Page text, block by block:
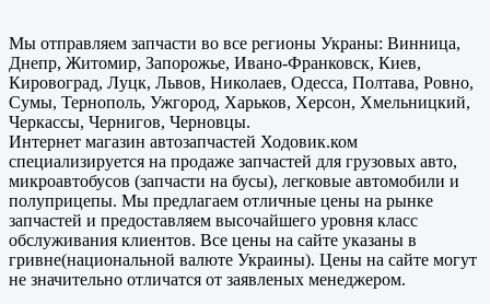
Мы отправляем запчасти во все регионы Украны: Винница,
Днепр, Житомир, Запорожье, Ивано-Франковск, Киев,
Кировоград, Луцк, Львов, Николаев, Одесса, Полтава, Ровно,
Сумы, Тернополь, Ужгород, Харьков, Херсон, Хмельницкий,
Черкассы, Чернигов, Черновцы.
Интернет магазин автозапчастей Ходовик.ком
специализируется на продаже запчастей для грузовых авто,
микроавтобусов (запчасти на бусы), легковые автомобили и
полуприцепы. Мы предлагаем отличные цены на рынке
запчастей и предоставляем высочайшего уровня класс
обслуживания клиентов. Все цены на сайте указаны в
гривне(национальной валюте Украины). Цены на сайте могут
не значительно отличатся от заявленых менеджером.